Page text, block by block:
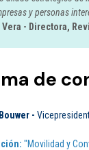
y personas
Vera - Directora,
de
-
"Movilidad y